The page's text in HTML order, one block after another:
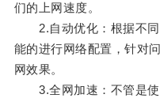
们的上网速度。
2.自动优化：根据不同
能的进行网络配置，针对
网效果。
3.全网加速：不管是使